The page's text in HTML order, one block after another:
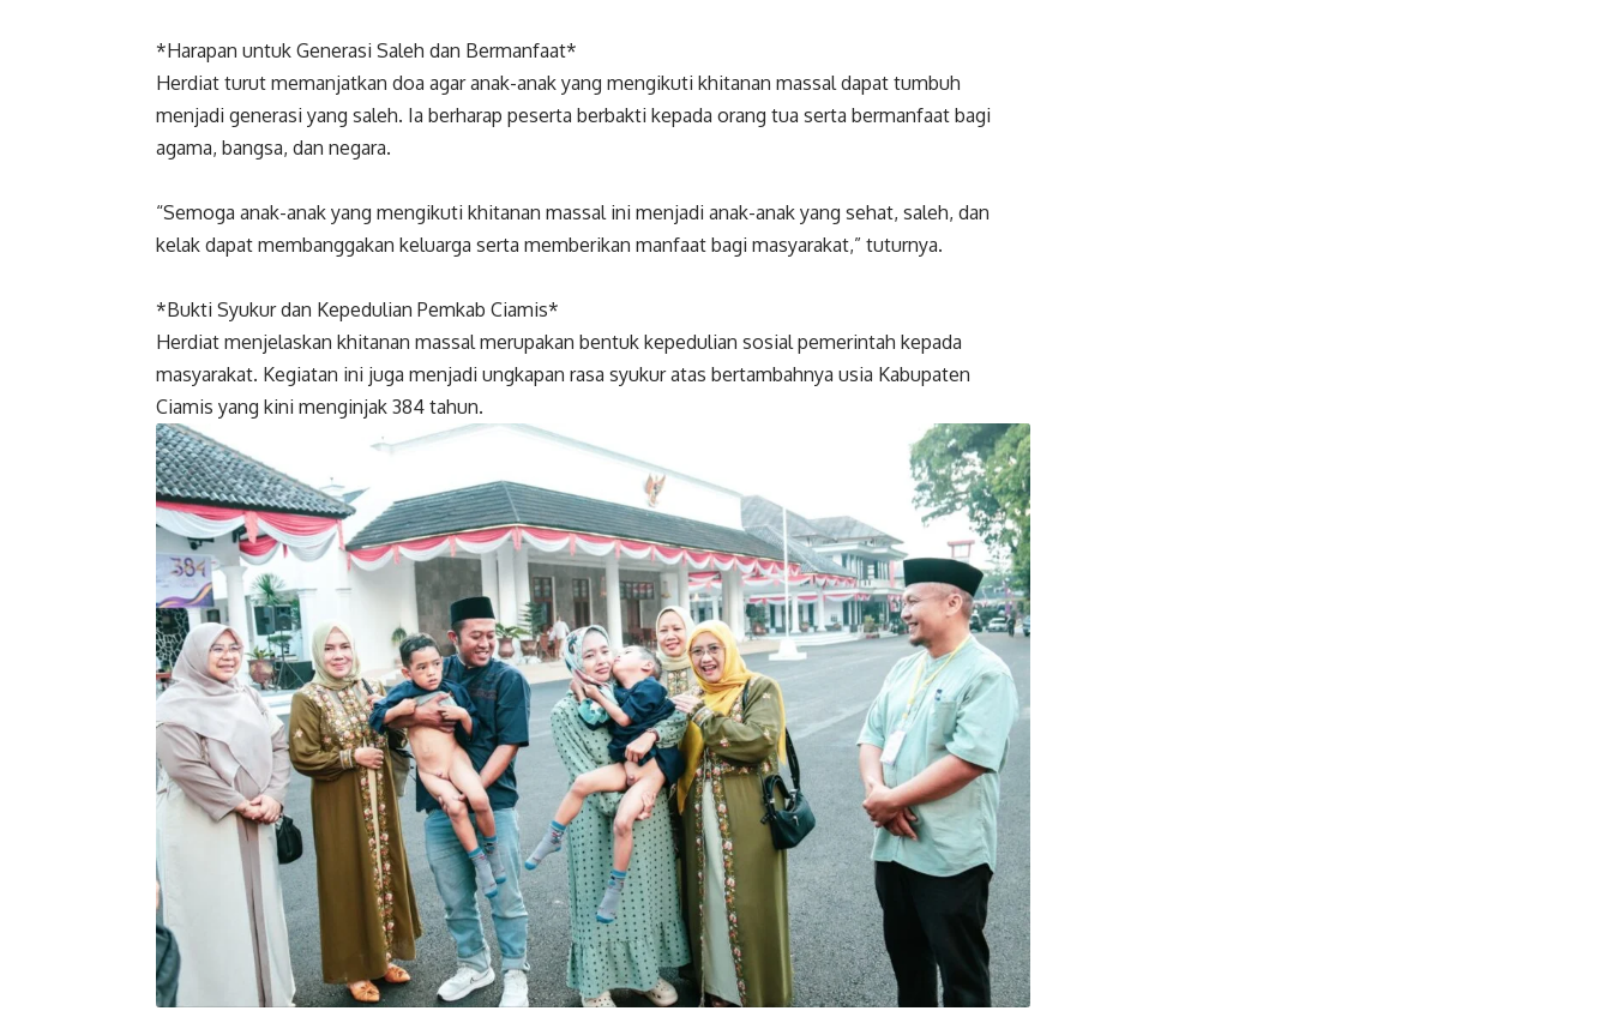
*Harapan untuk Generasi Saleh dan Bermanfaat*
Herdiat turut memanjatkan doa agar anak-anak yang mengikuti khitanan massal dapat tumbuh
menjadi generasi yang saleh. Ia berharap peserta berbakti kepada orang tua serta bermanfaat bagi
agama, bangsa, dan negara.
“Semoga anak-anak yang mengikuti khitanan massal ini menjadi anak-anak yang sehat, saleh, dan
kelak dapat membanggakan keluarga serta memberikan manfaat bagi masyarakat,” tuturnya.
*Bukti Syukur dan Kepedulian Pemkab Ciamis*
Herdiat menjelaskan khitanan massal merupakan bentuk kepedulian sosial pemerintah kepada
masyarakat. Kegiatan ini juga menjadi ungkapan rasa syukur atas bertambahnya usia Kabupaten
Ciamis yang kini menginjak 384 tahun.